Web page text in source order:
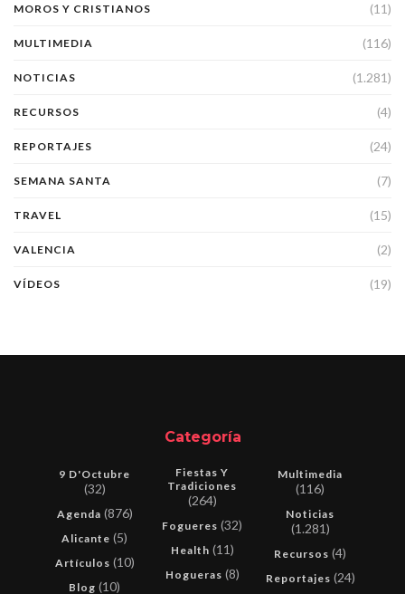
MOROS Y CRISTIANOS (11)
MULTIMEDIA (116)
NOTICIAS (1.281)
RECURSOS (4)
REPORTAJES (24)
SEMANA SANTA (7)
TRAVEL (15)
VALENCIA (2)
VÍDEOS (19)
Categoría
9 D'Octubre
(32)
Agenda (876)
Alicante (5)
Artículos (10)
Blog (10)
Fiestas Y
Tradiciones
(264)
Fogueres (32)
Health (11)
Hogueras (8)
Multimedia
(116)
Noticias
(1.281)
Recursos (4)
Reportajes (24)